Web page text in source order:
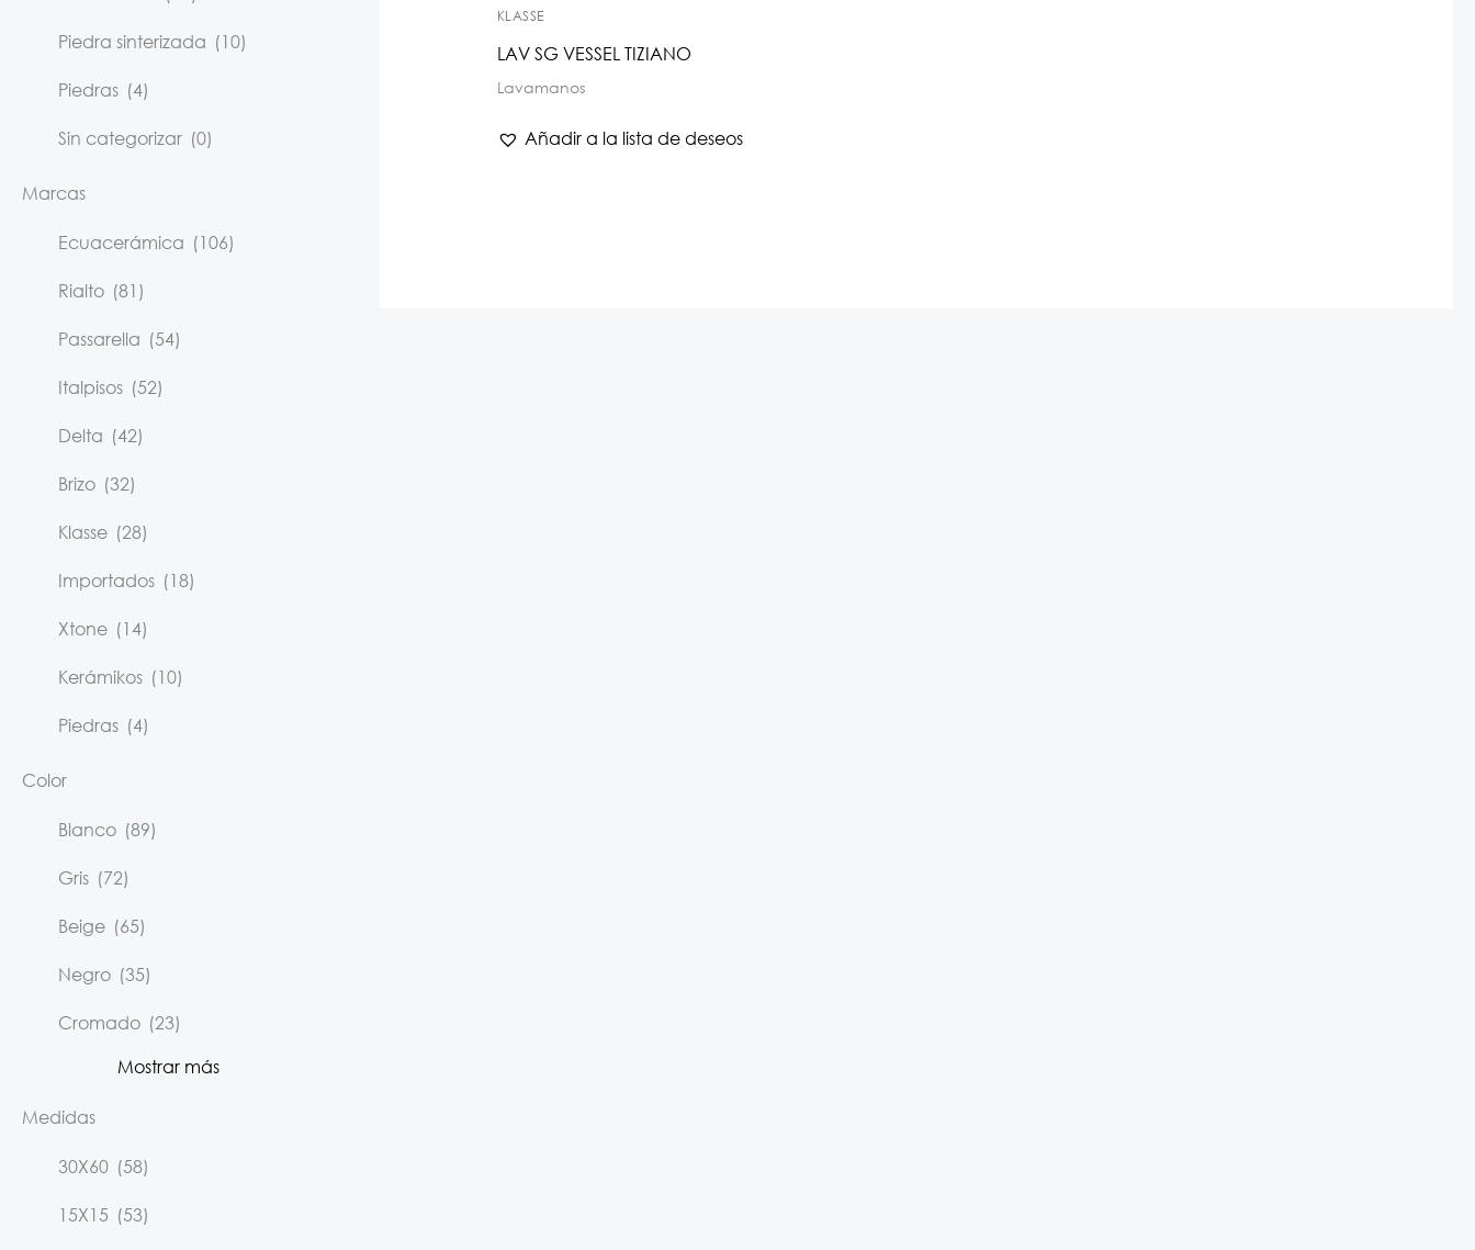
Piedra sinterizada (10)
Piedras (4)
Sin categorizar (0)
Marcas
Ecuacerámica (106)
Rialto (81)
Passarella (54)
Italpisos (52)
Delta (42)
Brizo (32)
Klasse (28)
Importados (18)
Xtone (14)
Kerámikos (10)
Piedras (4)
Color
Blanco (89)
Gris (72)
Beige (65)
Negro (35)
Cromado (23)
Mostrar más
Medidas
30X60 (58)
15X15 (53)
KLASSE
LAV SG VESSEL TIZIANO
Lavamanos
Añadir a la lista de deseos